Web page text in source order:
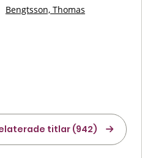
Bengtsson, Thomas
titlar (942)